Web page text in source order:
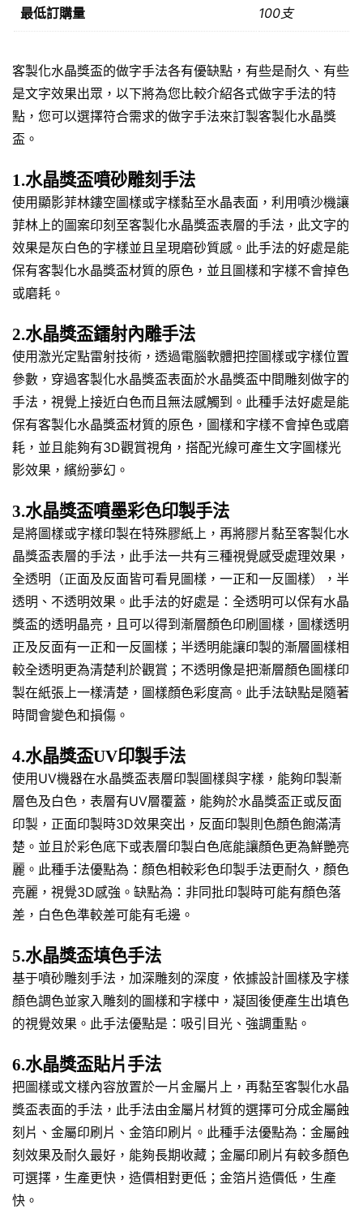
最低訂購量 100支
客製化水晶獎盃的做字手法各有優缺點，有些是耐久、有些
是文字效果出眾，以下將為您比較介紹各式做字手法的特
點，您可以選擇符合需求的做字手法來訂製客製化水晶獎
盃。
1.水晶獎盃噴砂雕刻手法
使用顯影菲林鏤空圖樣或字樣黏至水晶表面，利用噴沙機讓
菲林上的圖案印刻至客製化水晶獎盃表層的手法，此文字的
效果是灰白色的字樣並且呈現磨砂質感。此手法的好處是能
保有客製化水晶獎盃材質的原色，並且圖樣和字樣不會掉色
或磨耗。
2.水晶獎盃鐳射內雕手法
使用激光定點雷射技術，透過電腦軟體把控圖樣或字樣位置
參數，穿過客製化水晶獎盃表面於水晶獎盃中間雕刻做字的
手法，視覺上接近白色而且無法感觸到。此種手法好處是能
保有客製化水晶獎盃材質的原色，圖樣和字樣不會掉色或磨
耗，並且能夠有3D觀賞視角，搭配光線可產生文字圖樣光
影效果，繽紛夢幻。
3.水晶獎盃噴墨彩色印製手法
是將圖樣或字樣印製在特殊膠紙上，再將膠片黏至客製化水
晶獎盃表層的手法，此手法一共有三種視覺感受處理效果，
全透明（正面及反面皆可看見圖樣，一正和一反圖樣），半
透明、不透明效果。此手法的好處是：全透明可以保有水晶
獎盃的透明晶亮，且可以得到漸層顏色印刷圖樣，圖樣透明
正及反面有一正和一反圖樣；半透明能讓印製的漸層圖樣相
較全透明更為清楚利於觀賞；不透明像是把漸層顏色圖樣印
製在紙張上一樣清楚，圖樣顏色彩度高。此手法缺點是隨著
時間會變色和損傷。
4.水晶獎盃UV印製手法
使用UV機器在水晶獎盃表層印製圖樣與字樣，能夠印製漸
層色及白色，表層有UV層覆蓋，能夠於水晶獎盃正或反面
印製，正面印製時3D效果突出，反面印製則色顏色飽滿清
楚。並且於彩色底下或表層印製白色底能讓顏色更為鮮艷亮
麗。此種手法優點為：顏色相較彩色印製手法更耐久，顏色
亮麗，視覺3D感強。缺點為：非同批印製時可能有顏色落
差，白色色準較差可能有毛邊。
5.水晶獎盃填色手法
基于噴砂雕刻手法，加深雕刻的深度，依據設計圖樣及字樣
顏色調色並家入雕刻的圖樣和字樣中，凝固後便產生出填色
的視覺效果。此手法優點是：吸引目光、強調重點。
6.水晶獎盃貼片手法
把圖樣或文樣內容放置於一片金屬片上，再黏至客製化水晶
獎盃表面的手法，此手法由金屬片材質的選擇可分成金屬蝕
刻片、金屬印刷片、金箔印刷片。此種手法優點為：金屬蝕
刻效果及耐久最好，能夠長期收藏；金屬印刷片有較多顏色
可選擇，生產更快，造價相對更低；金箔片造價低，生產
快。